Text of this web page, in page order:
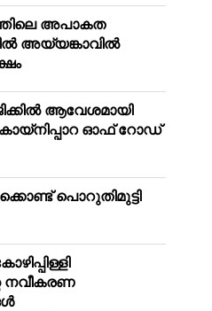
അപാകത
അയ്യങ്കാവിൽ
ആവേശമായി
ഓഫ് റോഡ്
പൊറുതിമുട്ടി
നവീകരണ